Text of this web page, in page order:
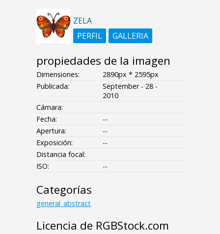
ZELA
PERFIL
GALLERIA
propiedades de la imagen
Dimensiones:
2890px * 2595px
Publicada:
September - 28 -
2010
Cámara:
Fecha:
--
Apertura:
--
Exposición:
--
Distancia focal:
ISO:
--
Categorías
general_abstract
Licencia de RGBStock.com